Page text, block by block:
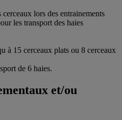
lors des entrainements
les transport des haies
à 15 cerceaux plats ou 8 cerceaux
de 6 haies.
et/ou